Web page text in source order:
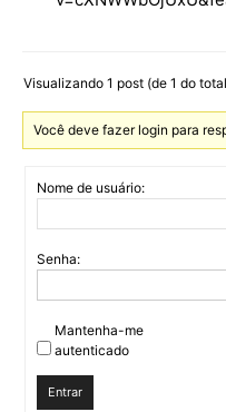
Visualizando 1 post (de 1 do
Você deve fazer login para
Nome de usuário:
Senha:
Mantenha-me
autenticado
Entrar